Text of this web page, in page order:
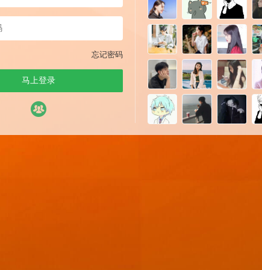
忘记密码
马上登录